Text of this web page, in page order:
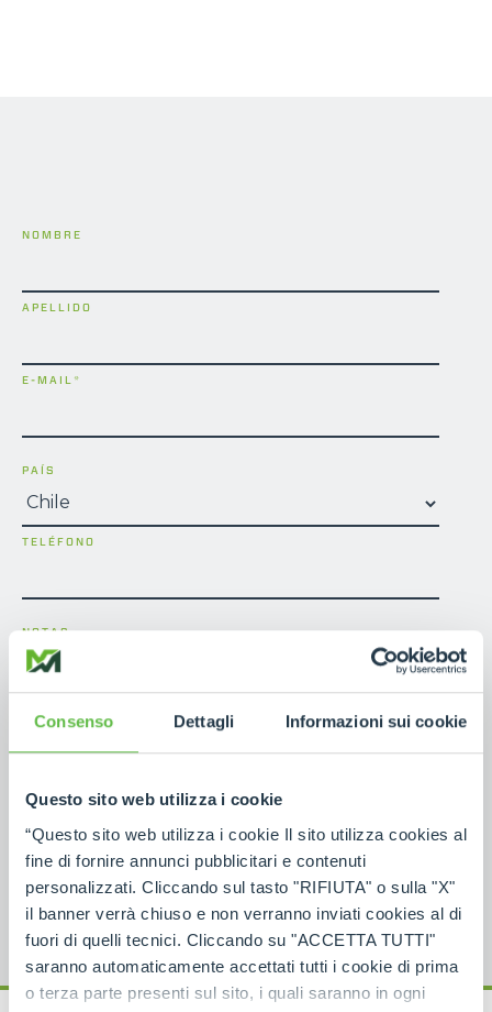
Consenso Dettagli Informazioni sui cookie
Questo sito web utilizza i cookie
“Questo sito web utilizza i cookie Il sito utilizza cookies al
fine di fornire annunci pubblicitari e contenuti
personalizzati. Cliccando sul tasto "RIFIUTA" o sulla "X"
il banner verrà chiuso e non verranno inviati cookies al di
fuori di quelli tecnici. Cliccando su "ACCETTA TUTTI"
saranno automaticamente accettati tutti i cookie di prima
o terza parte presenti sul sito, i quali saranno in ogni
NOMBRE
APELLIDO
E-MAIL*
PAÍS
TELÉFONO
NOTAS
He leído la información decontacto de conformidad
GDPR
*